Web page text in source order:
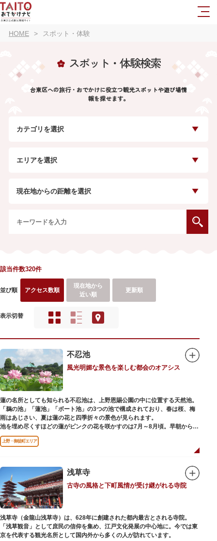
HOME スポット・体験
スポット・体験検索
台東区への旅行・おでかけに役立つ観光スポットや遊び場情
報を探せます。
カテゴリを選択
エリアを選択
現在地からの距離を選択
該当件数320件
並び順 アクセス数順
現在地から
近い順
更新順
表示切替
不忍池
風光明媚な景色を楽しむ都会のオアシス
蓮の名所としても知られる不忍池は、上野恩賜公園の中に位置する天然池。
「鵜の池」「蓮池」「ボート池」の3つの池で構成されており、春は桜、梅
雨はあじさい、夏は蓮の花と四季折々の景色が見られます。
池を埋め尽くすほどの蓮がピンクの花を咲かすのは7月～8月頃。早朝から午
前のみ開花するので、シーズン中は多くの観光客が朝早くから池を訪れま
す。綺麗な蓮の花を近くから観察できるデッキを散歩しながら朝の不忍池を
から池を眺めれば、新しい発見ができるかもしれません。また、「鵜の池」
にはマガモ・オナガガモなどたくさんの鴨や渡り鳥が訪れます。大都会の中
でバードウォッチングができる珍しいスポットです。
ファミリーで、カップルで、または一人でゆったりと、思い思いの時間をお
過ごしください。
上野・御徒町エリア
浅草寺
古寺の風格と下町風情が受け継がれる寺院
浅草寺（金龍山浅草寺）は、628年に創建された都内最古とされる寺院。
「浅草観音」として庶民の信仰を集め、江戸文化発展の中心地に。今では東
京を代表する観光名所として国内外から多くの人が訪れています。